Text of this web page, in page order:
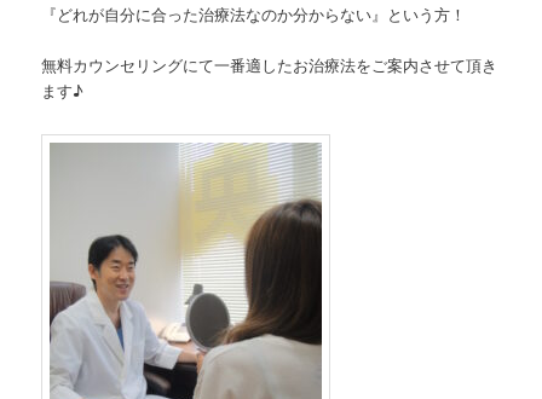
『どれが自分に合った治療法なのか分からない』という方！
無料カウンセリングにて一番適したお治療法をご案内させて頂き
ます♪